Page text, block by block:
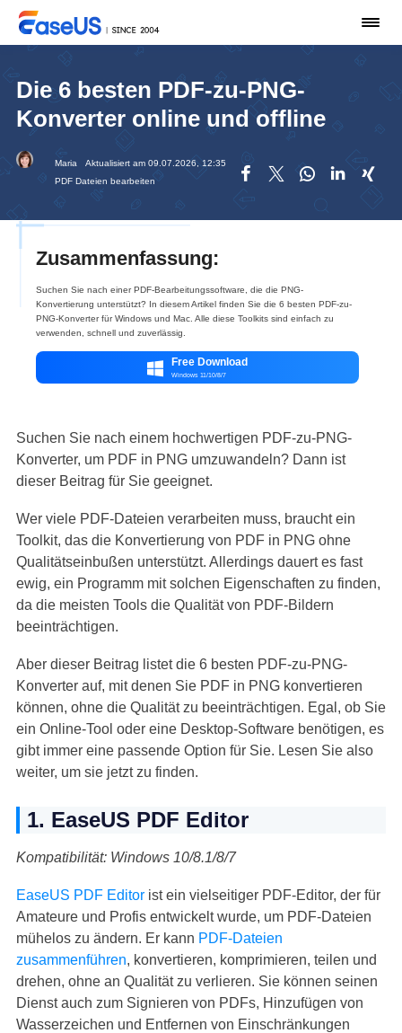
Die 6 besten PDF-zu-PNG-
Konverter online und offline
Maria
Aktualisiert am 09.07.2026, 12:35
PDF Dateien bearbeiten
    
Zusammenfassung:
Suchen Sie nach einer PDF-Bearbeitungssoftware, die die PNG-
Konvertierung unterstützt? In diesem Artikel finden Sie die 6 besten PDF-zu-
PNG-Konverter für Windows und Mac. Alle diese Toolkits sind einfach zu
verwenden, schnell und zuverlässig.
 Free Download
Windows 11/10/8/7
Suchen Sie nach einem hochwertigen PDF-zu-PNG-
Konverter, um PDF in PNG umzuwandeln? Dann ist
dieser Beitrag für Sie geeignet.
Wer viele PDF-Dateien verarbeiten muss, braucht ein
Toolkit, das die Konvertierung von PDF in PNG ohne
Qualitätseinbußen unterstützt. Allerdings dauert es fast
ewig, ein Programm mit solchen Eigenschaften zu finden,
da die meisten Tools die Qualität von PDF-Bildern
beeinträchtigen.
Aber dieser Beitrag listet die 6 besten PDF-zu-PNG-
Konverter auf, mit denen Sie PDF in PNG konvertieren
können, ohne die Qualität zu beeinträchtigen. Egal, ob Sie
ein Online-Tool oder eine Desktop-Software benötigen, es
gibt immer eine passende Option für Sie. Lesen Sie also
weiter, um sie jetzt zu finden.
1. EaseUS PDF Editor
Kompatibilität: Windows 10/8.1/8/7
EaseUS PDF Editorist ein vielseitiger PDF-Editor, der für
Amateure und Profis entwickelt wurde, um PDF-Dateien
mühelos zu ändern. Er kann PDF-Dateien
zusammenführen, konvertieren, komprimieren, teilen und
drehen, ohne an Qualität zu verlieren. Sie können seinen
Dienst auch zum Signieren von PDFs, Hinzufügen von
Wasserzeichen und Entfernen von Einschränkungen